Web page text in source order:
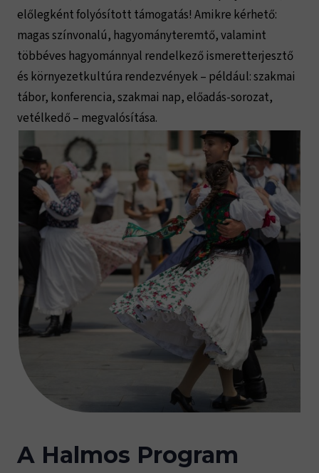
előlegként folyósított támogatás! Amikre kérhető:
magas színvonalú, hagyományteremtő, valamint
többéves hagyománnyal rendelkező ismeretterjesztő
és környezetkultúra rendezvények – például: szakmai
tábor, konferencia, szakmai nap, előadás-sorozat,
vetélkedő – megvalósítása.
A Halmos Program